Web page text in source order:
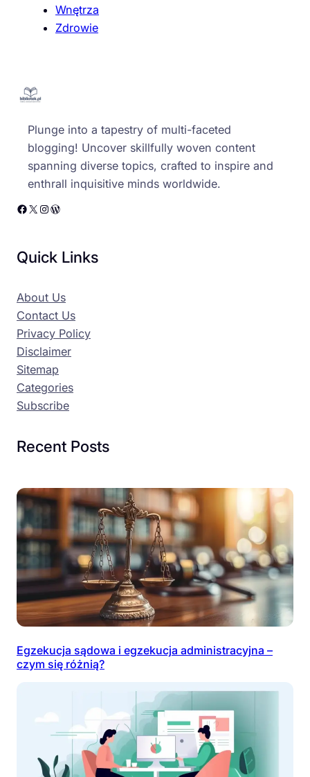
Wnętrza
Zdrowie
Plunge into a tapestry of multi-faceted
blogging! Uncover skillfully woven content
spanning diverse topics, crafted to inspire and
enthrall inquisitive minds worldwide.
Facebook X Instagram WordPress
Quick Links
About Us
Contact Us
Privacy Policy
Disclaimer
Sitemap
Categories
Subscribe
Recent Posts
Egzekucja sądowa i egzekucja administracyjna –
czym się różnią?